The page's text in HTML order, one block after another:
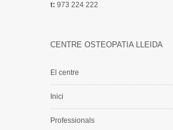
t: 973 224 222
CENTRE OSTEOPATIA LLEIDA
El centre
Inici
Professionals